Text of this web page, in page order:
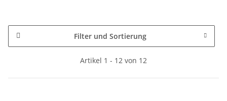
Filter und Sortierung
Artikel 1 - 12 von 12